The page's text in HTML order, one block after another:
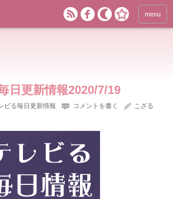
menu
日更新情報2020/7/19
ビる毎日更新情報 コメントを書く こざる